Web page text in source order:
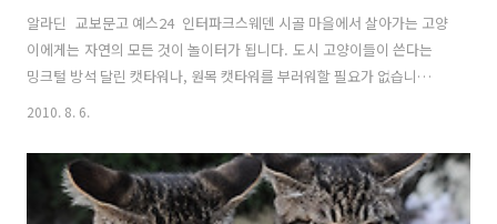
알라딘 교보문고 예스24 인터파크스웨덴 시골 마을에서 살아가는 고양
이에게는 자연의 모든 것이 놀이터가 됩니다. 도시 고양이들이 쓴다는
밍크털 방석 달린 캣타워나, 원목 캣타워를 부러워할 필요가 없습니
다. 그저, 집 앞마당에서 자라는 나무 중에 마음에 드는 하나를 골라 뛰어
자서도 오르내릴 수 있습니다. 발아래를 내려다보면 조금 아찔하긴 하겠
지만 말이에요. "아직 어려서 나무를 못 오를 줄 알았다고요?""에이 참,
벌써 이만큼 올라왔는걸요. 못 믿겠으면 맨 처음 사진과 비교해 보세
2010. 8. 6.